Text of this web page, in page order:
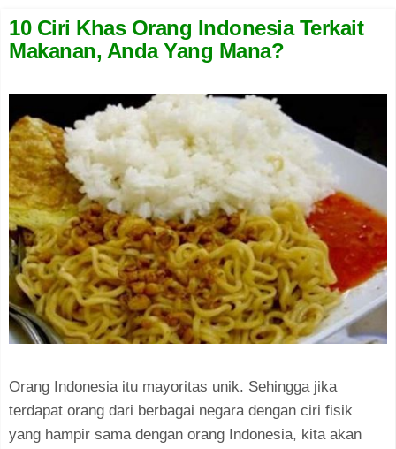
10 Ciri Khas Orang Indonesia Terkait
Makanan, Anda Yang Mana?
Orang Indonesia itu mayoritas unik. Sehingga jika
terdapat orang dari berbagai negara dengan ciri fisik
yang hampir sama dengan orang Indonesia, kita akan